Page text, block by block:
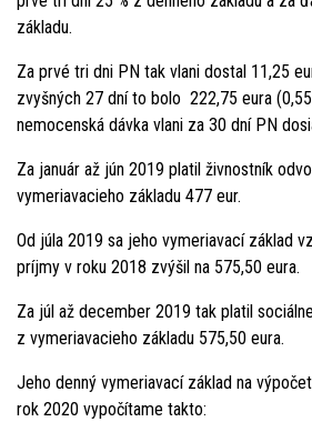
základu.
Za prvé tri dni PN tak vlani dostal 11,25
zvyšných 27 dní to bolo 222,75 eura
nemocenská dávka vlani za 30 dní PN
Za január až jún 2019 platil živnostník
vymeriavacieho základu 477 eur.
Od júla 2019 sa jeho vymeriavací základ
príjmy v roku 2018 zvýšil na 575,50 eura.
Za júl až december 2019 tak platil
z vymeriavacieho základu 575,50 eura.
Jeho denný vymeriavací základ na
rok 2020 vypočítame takto: